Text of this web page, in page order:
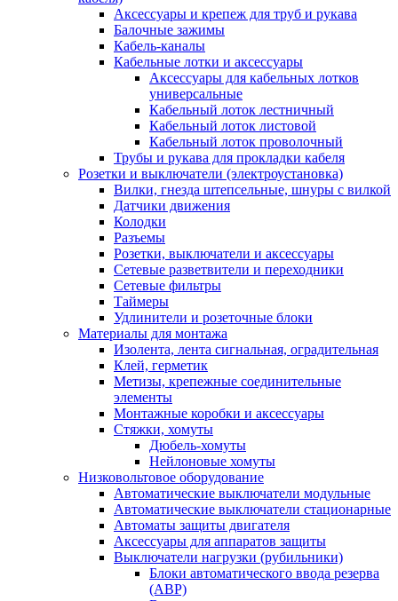
Аксессуары и крепеж для труб и рукава
Балочные зажимы
Кабель-каналы
Кабельные лотки и аксессуары
Аксессуары для кабельных лотков
универсальные
Кабельный лоток лестничный
Кабельный лоток листовой
Кабельный лоток проволочный
Трубы и рукава для прокладки кабеля
Розетки и выключатели (электроустановка)
Вилки, гнезда штепсельные, шнуры с вилкой
Датчики движения
Колодки
Разъемы
Розетки, выключатели и аксессуары
Сетевые разветвители и переходники
Сетевые фильтры
Таймеры
Удлинители и розеточные блоки
Материалы для монтажа
Изолента, лента сигнальная, оградительная
Клей, герметик
Метизы, крепежные соединительные
элементы
Монтажные коробки и аксессуары
Стяжки, хомуты
Дюбель-хомуты
Нейлоновые хомуты
Низковольтовое оборудование
Автоматические выключатели модульные
Автоматические выключатели стационарные
Автоматы защиты двигателя
Аксессуары для аппаратов защиты
Выключатели нагрузки (рубильники)
Блоки автоматического ввода резерва
(АВР)